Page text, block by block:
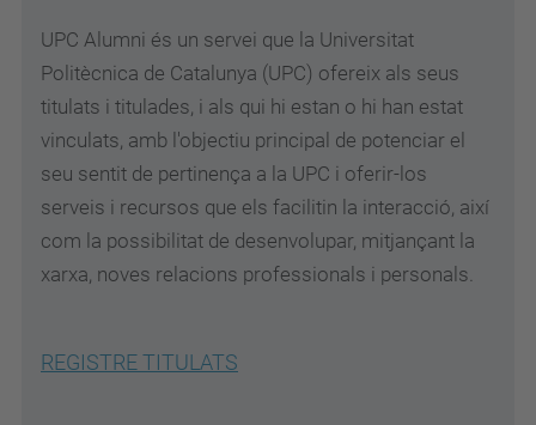
UPC Alumni és un servei que la Universitat
Politècnica de Catalunya (UPC) ofereix als seus
titulats i titulades, i als qui hi estan o hi han estat
vinculats, amb l'objectiu principal de potenciar el
seu sentit de pertinença a la UPC i oferir-los
serveis i recursos que els facilitin la interacció, així
com la possibilitat de desenvolupar, mitjançant la
xarxa, noves relacions professionals i personals.
REGISTRE TITULATS